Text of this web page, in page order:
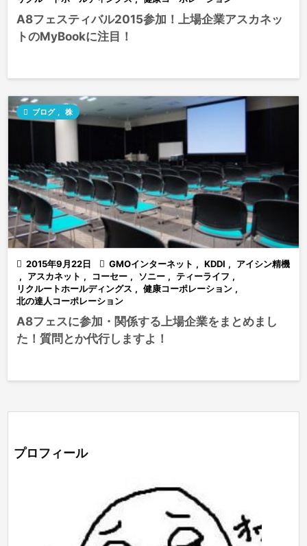
A8フェスティバル2015参加！上場企業アスカネッ
トのMyBookに注目！
 2015年9月22日
 ブログ , 株
 GMOインターネット , KDDI ,
アイシン精機
,
アスカネット , コーセー , ソニー , ティーライフ ,
リクルートホールディングス , 健康コーポレーション ,
北の達人コーポレーション
A8フェスに参加・関係する上場企業をまとめまし
た！質問とか代行しますよ！
プロフィール